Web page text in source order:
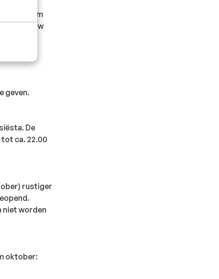
om
of in jouw
met
geven.
De
ca. 22.00
rustiger
niet worden
oktober: